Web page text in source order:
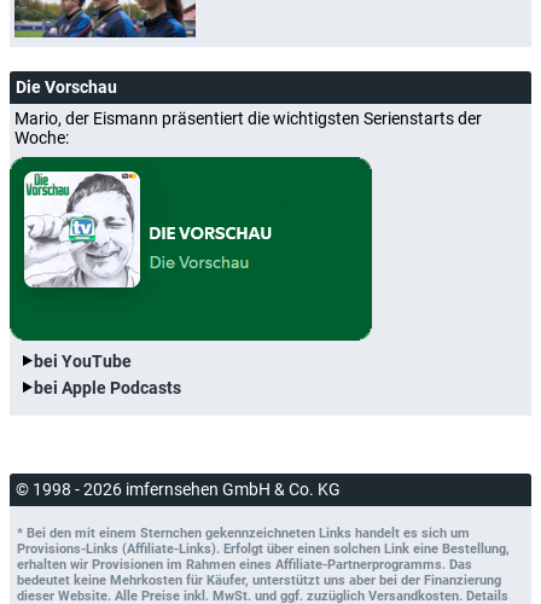
Die Vorschau
Mario, der Eismann präsentiert die wichtigsten Serienstarts der
Woche:
bei YouTube
bei Apple Podcasts
© 1998 - 2026 imfernsehen GmbH & Co. KG
* Bei den mit einem Sternchen gekennzeichneten Links handelt es sich um
Provisions-Links (Affiliate-Links). Erfolgt über einen solchen Link eine Bestellung,
erhalten wir Provisionen im Rahmen eines Affiliate-Partnerprogramms. Das
bedeutet keine Mehrkosten für Käufer, unterstützt uns aber bei der Finanzierung
dieser Website. Alle Preise inkl. MwSt. und ggf. zuzüglich Versandkosten. Details